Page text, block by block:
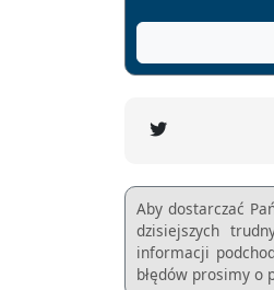
Aby dostarczać
dzisiejszych
informacji
błędów prosimy o